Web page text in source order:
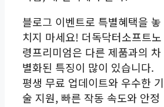
블로그 이벤트로 특별혜택을 놓
치지 마세요! 더독닥터소프트노
령프리미엄은 다른 제품과의 차
별화된 특징이 많이 있습니다.
평생 무료 업데이트와 우수한 기
술 지원, 빠른 작동 속도와 안정